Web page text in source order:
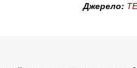
Джерело: